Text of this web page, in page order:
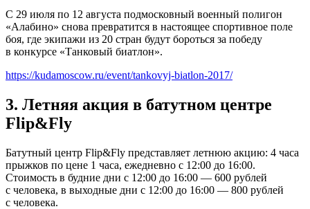
С 29 июля по 12 августа подмосковный военный полигон
«Алабино» снова превратится в настоящее спортивное поле
боя, где экипажи из 20 стран будут бороться за победу
в конкурсе «Танковый биатлон».
https://kudamoscow.ru/event/tankovyj-biatlon-2017/
3. Летняя акция в батутном центре
Flip&Fly
Батутный центр Flip&Fly представляет летнюю акцию: 4 часа
прыжков по цене 1 часа, ежедневно с 12:00 до 16:00.
Стоимость в будние дни с 12:00 до 16:00 — 600 рублей
с человека, в выходные дни с 12:00 до 16:00 — 800 рублей
с человека.